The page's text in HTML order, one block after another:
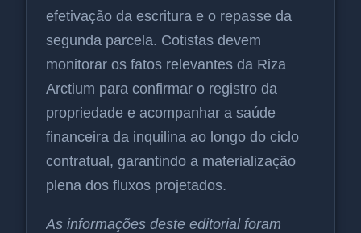
efetivação da escritura e o repasse da
segunda parcela. Cotistas devem
monitorar os fatos relevantes da Riza
Arctium para confirmar o registro da
propriedade e acompanhar a saúde
financeira da inquilina ao longo do ciclo
contratual, garantindo a materialização
plena dos fluxos projetados.
As informações deste editorial foram